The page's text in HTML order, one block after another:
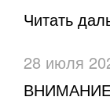
Читать
28 июля
ВНИМАНИЕ!